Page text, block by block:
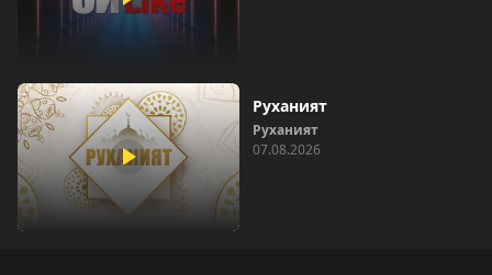
Руханият
Руханият
07.08.2026